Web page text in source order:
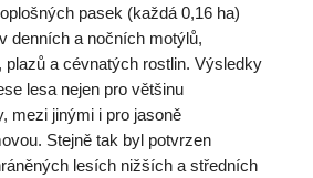
pasek (každá 0,16 ha)
denních a nočních motýlů,
a cévnatých rostlin. Výsledky
lesa nejen pro většinu
mezi jinými i pro jasoně
Stejně tak byl potvrzen
lesích nižších a středních